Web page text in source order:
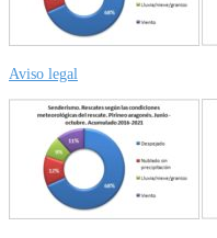
Aviso legal